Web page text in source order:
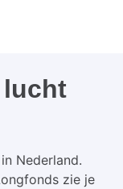
lucht
Nederland.
zie je